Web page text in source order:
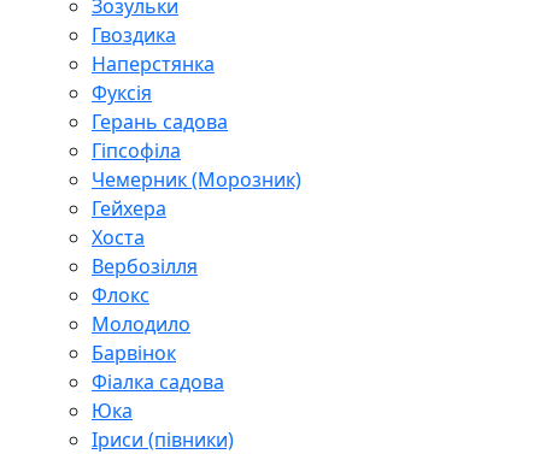
Зозульки
Гвоздика
Наперстянка
Фуксія
Герань садова
Гіпсофіла
Чемерник (Морозник)
Гейхера
Хоста
Вербозілля
Флокс
Молодило
Барвінок
Фіалка садова
Юка
Іриси (півники)